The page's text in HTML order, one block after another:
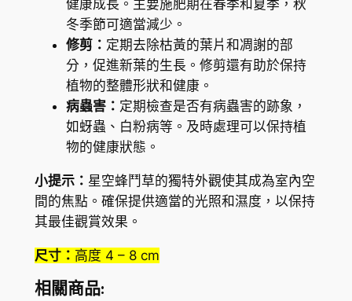
健康成長。主要施肥期在春季和夏季，秋
冬季節可適當減少。
修剪： 定期去除枯黃的葉片和凋謝的部
分，促進新葉的生長。修剪還有助於保持
植物的整體形狀和健康。
病蟲害： 定期檢查是否有病蟲害的跡象，
如蚜蟲、白粉病等。及時處理可以保持植
物的健康狀態。
小提示： 星空蜂鬥草的獨特外觀使其成為室內空
間的焦點。確保提供適當的光照和濕度，以保持
其最佳觀賞效果。
尺寸： 高度 4 – 8 cm
相關商品: